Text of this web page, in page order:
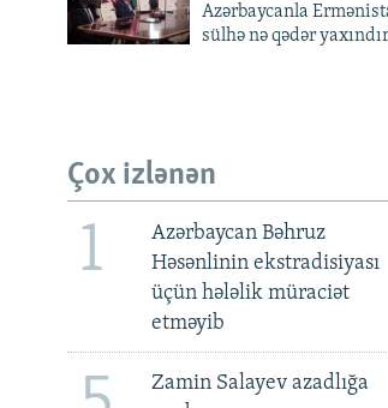
Azərbaycanla
sülhə nə qədər
Çox izlənən
1
Azərbaycan Bəhruz
Həsənlinin ekstradisiyası
üçün hələlik müraciət
etməyib
Zamin Salayev azadlığa